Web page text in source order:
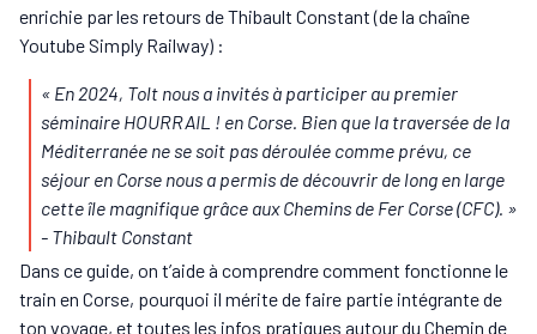
enrichie par les retours de Thibault Constant (de la chaîne
Youtube Simply Railway) :
« En 2024, Tolt nous a invités à participer au premier
séminaire HOURRAIL ! en Corse. Bien que la traversée de la
Méditerranée ne se soit pas déroulée comme prévu, ce
séjour en Corse nous a permis de découvrir de long en large
cette île magnifique grâce aux Chemins de Fer Corse (CFC). »
- Thibault Constant
Dans ce guide, on t’aide à comprendre comment fonctionne le
train en Corse, pourquoi il mérite de faire partie intégrante de
ton voyage, et toutes les infos pratiques autour du Chemin de